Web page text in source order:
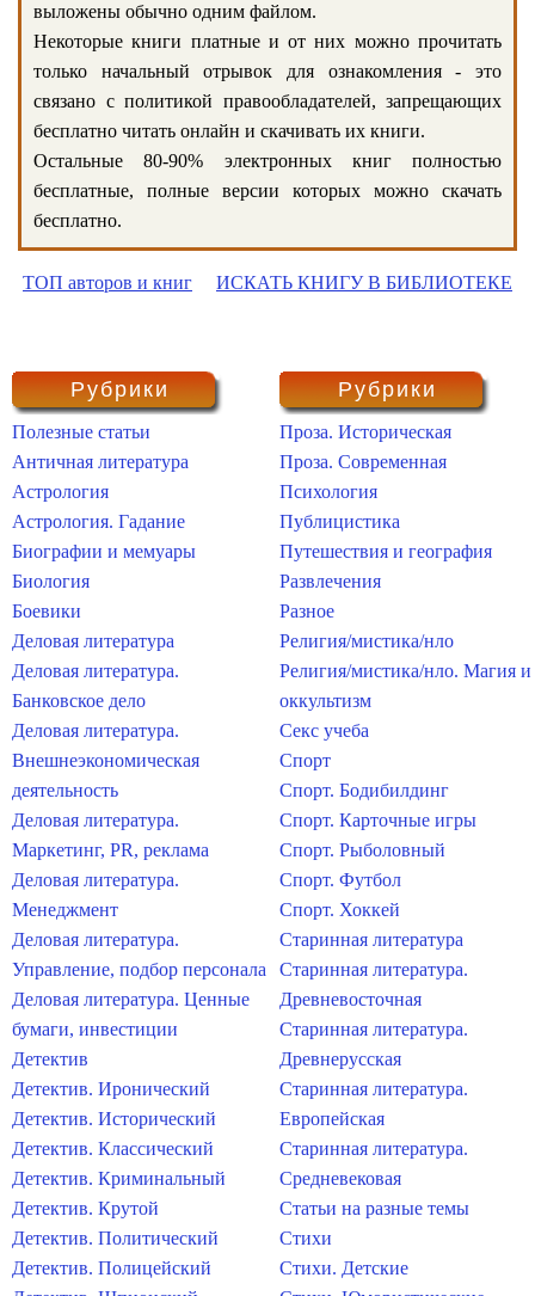
выложены обычно одним файлом.
Некоторые книги платные и от них можно прочитать
только начальный отрывок для ознакомления - это
связано с политикой правообладателей, запрещающих
бесплатно читать онлайн и скачивать их книги.
Остальные 80-90% электронных книг полностью
бесплатные, полные версии которых можно скачать
бесплатно.
ТОП авторов и книг ИСКАТЬ КНИГУ В БИБЛИОТЕКЕ
Рубрики
Полезные статьи
Античная литература
Астрология
Астрология. Гадание
Биографии и мемуары
Биология
Боевики
Деловая литература
Деловая литература.
Банковское дело
Деловая литература.
Внешнеэкономическая
деятельность
Деловая литература.
Маркетинг, PR, реклама
Деловая литература.
Менеджмент
Деловая литература.
Управление, подбор персонала
Деловая литература. Ценные
бумаги, инвестиции
Детектив
Детектив. Иронический
Детектив. Исторический
Детектив. Классический
Детектив. Криминальный
Детектив. Крутой
Детектив. Политический
Детектив. Полицейский
Рубрики
Проза. Историческая
Проза. Современная
Психология
Публицистика
Путешествия и география
Развлечения
Разное
Религия/мистика/нло
Религия/мистика/нло. Магия и
оккультизм
Секс учеба
Спорт
Спорт. Бодибилдинг
Спорт. Карточные игры
Спорт. Рыболовный
Спорт. Футбол
Спорт. Хоккей
Старинная литература
Старинная литература.
Древневосточная
Старинная литература.
Древнерусская
Старинная литература.
Европейская
Старинная литература.
Средневековая
Статьи на разные темы
Стихи
Стихи. Детские